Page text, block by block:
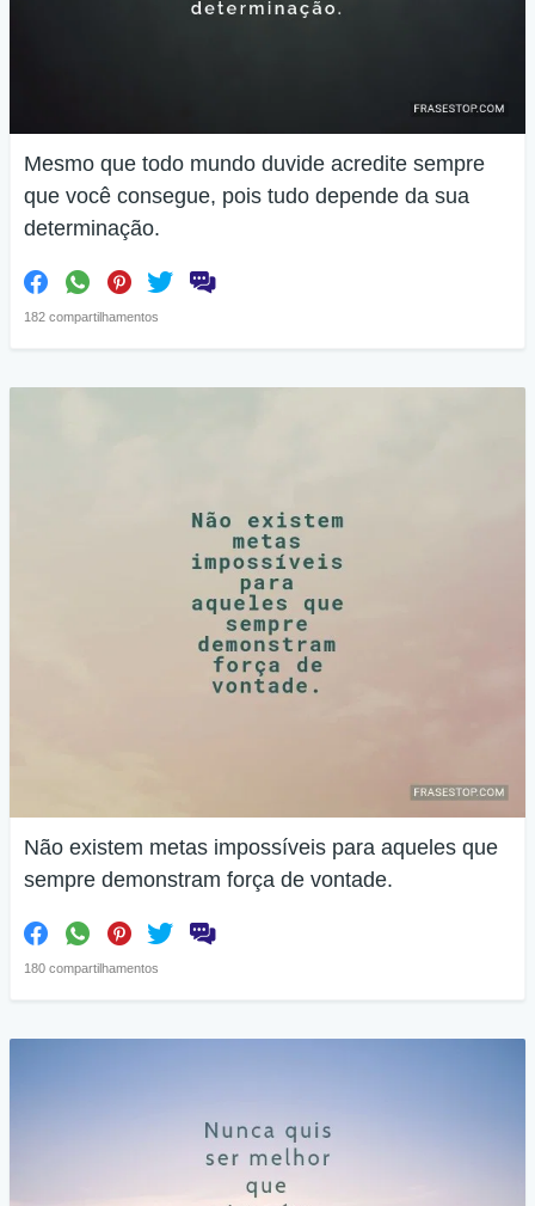
Mesmo que todo mundo duvide acredite sempre
que você consegue, pois tudo depende da sua
determinação.
182 compartilhamentos
Não existem metas impossíveis para aqueles que
sempre demonstram força de vontade.
180 compartilhamentos